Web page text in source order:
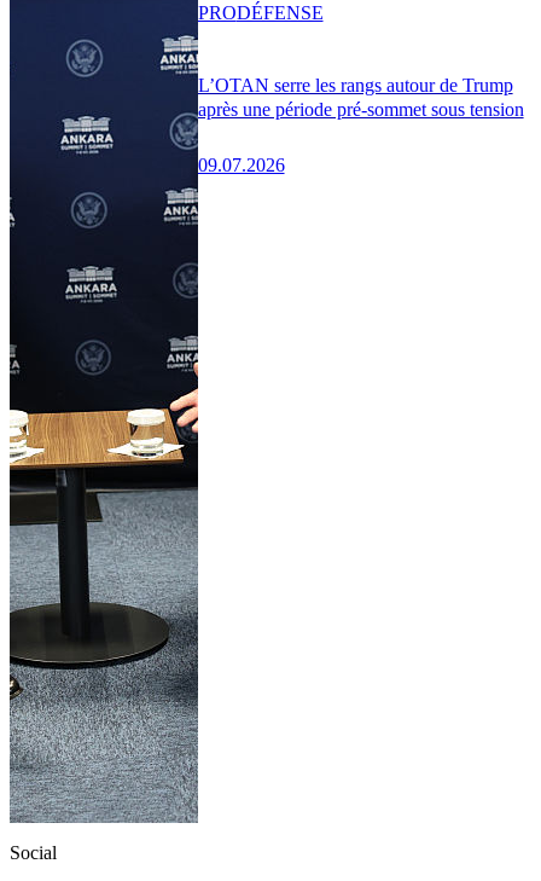
L’OTAN serre les rangs autour de Trump
après une période pré-sommet sous tension
09.07.2026
PRODÉFENSE
Social